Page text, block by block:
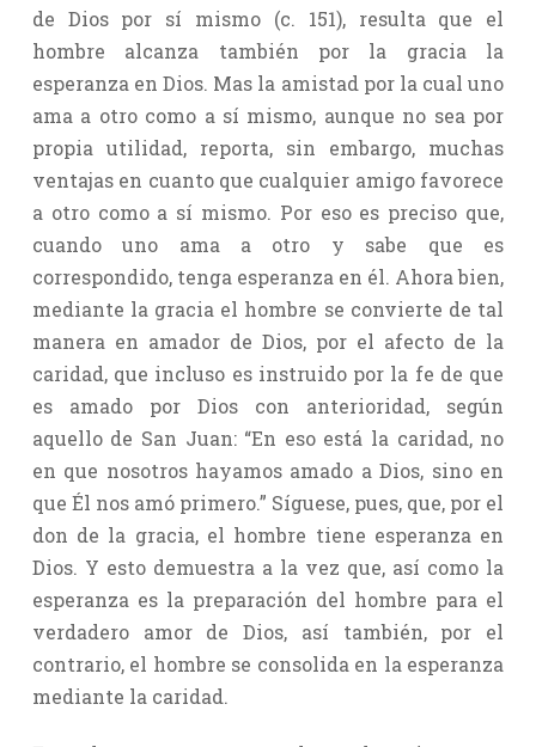
de Dios por sí mismo (c. 151), resulta que el
hombre alcanza también por la gracia la
esperanza en Dios. Mas la amistad por la cual uno
ama a otro como a sí mismo, aunque no sea por
propia utilidad, reporta, sin embargo, muchas
ventajas en cuanto que cualquier amigo favorece
a otro como a sí mismo. Por eso es preciso que,
cuando uno ama a otro y sabe que es
correspondido, tenga esperanza en él. Ahora bien,
mediante la gracia el hombre se convierte de tal
manera en amador de Dios, por el afecto de la
caridad, que incluso es instruido por la fe de que
es amado por Dios con anterioridad, según
aquello de San Juan: “En eso está la caridad, no
en que nosotros hayamos amado a Dios, sino en
que Él nos amó primero.” Síguese, pues, que, por el
don de la gracia, el hombre tiene esperanza en
Dios. Y esto demuestra a la vez que, así como la
esperanza es la preparación del hombre para el
verdadero amor de Dios, así también, por el
contrario, el hombre se consolida en la esperanza
mediante la caridad.